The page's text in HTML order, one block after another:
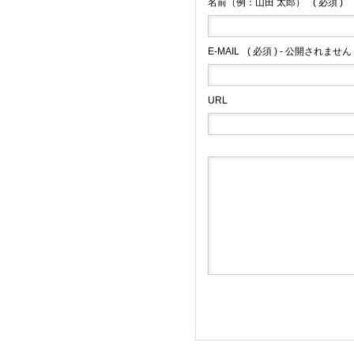
名前（例：山田 太郎） ( 必須 )
E-MAIL ( 必須 ) - 公開されません
URL